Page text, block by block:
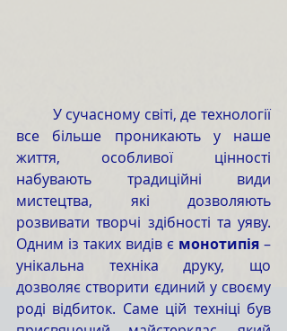
все більше проникають у наше
життя, особливої цінності
набувають традиційні види
мистецтва, які дозволяють
розвивати творчі здібності та уяву.
Одним із таких видів є монотипія –
унікальна техніка друку, що
дозволяє створити єдиний у своєму
роді відбиток. Саме цій техніці був